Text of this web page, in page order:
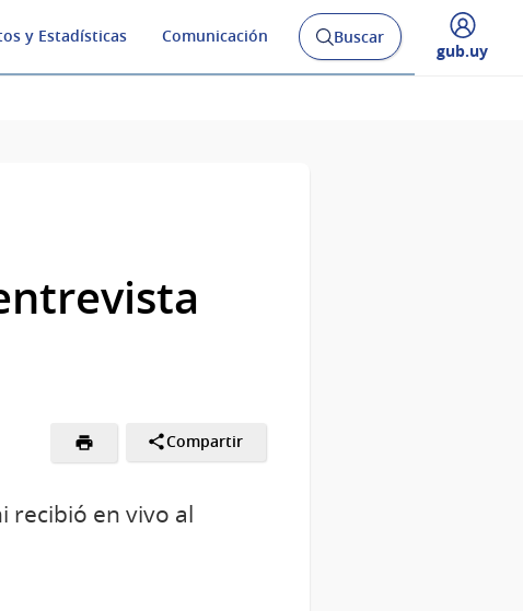
y Estadísticas Comunicación
Abrir
buscador
Buscar
Desplegar
gub.uy
Compartir
recibió en vivo al